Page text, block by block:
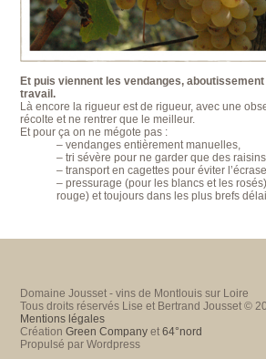
Et puis viennent les vendanges, aboutissement
travail.
Là encore la rigueur est de rigueur, avec une
récolte et ne rentrer que le meilleur.
Et pour ça on ne mégote pas :
– vendanges entièrement manuelles,
– tri sévère pour ne garder que des
– transport en cagettes pour éviter
– pressurage (pour les blancs et les
rouge) et toujours dans les plus brefs
Domaine Jousset - vins de Montlouis sur Loire
Tous droits réservés Lise et Bertrand Jousset ©
Mentions légales
CréationGreen Company et64°nord
Propulsé par Wordpress